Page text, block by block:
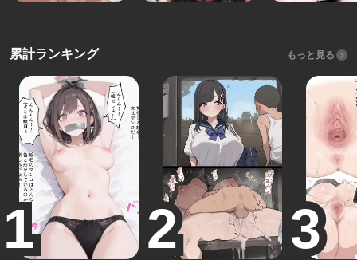
累計ランキング もっと見る